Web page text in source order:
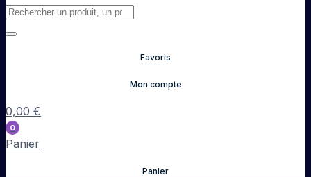
Favoris
Mon compte
0,00 €
0
Panier
Panier